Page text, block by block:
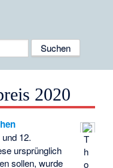
2020
T
h
o
12.
ursprünglich
sollen, wurde